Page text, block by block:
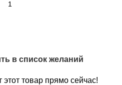
в список желаний
этот товар прямо сейчас!